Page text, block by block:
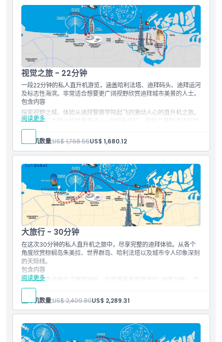
17分钟空中游览
朱美拉棕榈岛
帆船酒店
海滩
迪拜水道
朱美拉海岸线
拉希德港
视觉之旅 - 22分钟
一段22分钟的私人直升机游览，涵盖哈利法塔、迪拜码头、迪拜运河
及标志性海滨。非常适合想要更广阔视野欣赏迪拜城市美景的人士。
阅读更多
包含内容
探索视野之城，体验从迪拜警察学院起飞的激动人心的直升机之旅。
飞越令人叹为观止的世界奇迹——棕榈朱美拉、亚特兰蒂斯酒店和世
界群岛。当空中观光目光继续停留在著名的迪拜海岸线和海滩时，不
禁为令人惊叹的七星级酒店帆船酒店和世界最高建筑哈利法塔所震
撼。从空中俯瞰老迪拜，那里历史悠久的传统风塔、老市集和迪拜湾
依然屹立。视野之旅是访问迪拜时必试的体验。
帆船酒店
世界群岛
棕榈朱美拉
亚特兰蒂斯酒店
哈利法塔
迪拜运河
迪拜湾
布尔迪拜的风塔
迪拜湾高尔夫球场
朱美拉海岸线
迪拜传统旧区
直升机数量:US$ 1,768.55US$ 1,680.12
大旅行 - 30分钟
在这次30分钟的私人直升机之旅中，尽享完整的迪拜体验。从各个
角度欣赏棕榈岛朱美拉、世界群岛、哈利法塔以及城市令人印象深刻
的天际线。
阅读更多
包含内容
本次游览重点展示了建筑地标，如世界最高的摩天轮“迪拜之眼”、蓝
水岛及其著名的凯撒蓝水迪拜酒店和凯撒度假村蓝水，游览过程中还
能看到酋长山庄、朱美拉湖塔、迪拜码头“一个人工运河城市”、标志
性的阿拉伯塔、棕榈岛朱美拉。沿着朱美拉海岸线飞行，可以看到海
马岛及奢华的“宝格丽迪拜度假酒店”，以及世界最高建筑哈利法塔和
最大的相框“迪拜框架”。此行还包括欣赏著名的迪拜河，是为了便利
贸易船只而建的人造水道，以及位于江边的老式建筑，为迪拜丰富的
历史增添神秘氛围。
直升机数量:US$ 2,409.80US$ 2,289.31